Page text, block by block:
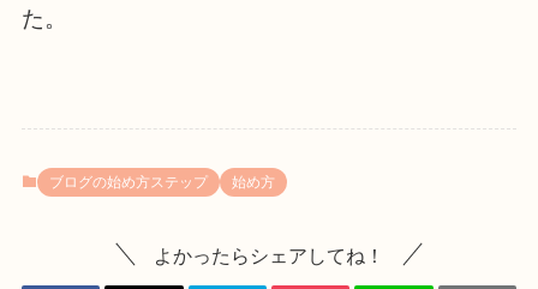
た。
ブログの始め方ステップ 始め方
よかったらシェアしてね！